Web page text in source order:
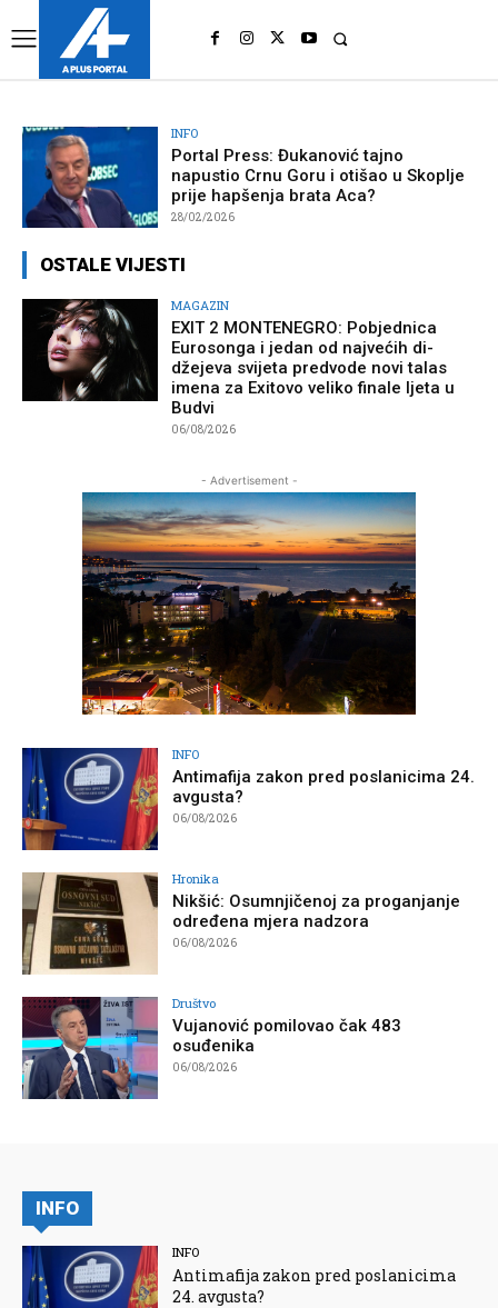
INFO
Portal Press: Đukanović tajno
napustio Crnu Goru i otišao u Skoplje
prije hapšenja brata Aca?
28/02/2026
OSTALE VIJESTI
MAGAZIN
EXIT 2 MONTENEGRO: Pobjednica
Eurosonga i jedan od najvećih di-
džejeva svijeta predvode novi talas
imena za Exitovo veliko finale ljeta u
Budvi
06/08/2026
- Advertisement -
INFO
Antimafija zakon pred poslanicima 24.
avgusta?
06/08/2026
Hronika
Nikšić: Osumnjičenoj za proganjanje
određena mjera nadzora
06/08/2026
Društvo
Vujanović pomilovao čak 483
osuđenika
06/08/2026
INFO
INFO
Antimafija zakon pred poslanicima
24. avgusta?